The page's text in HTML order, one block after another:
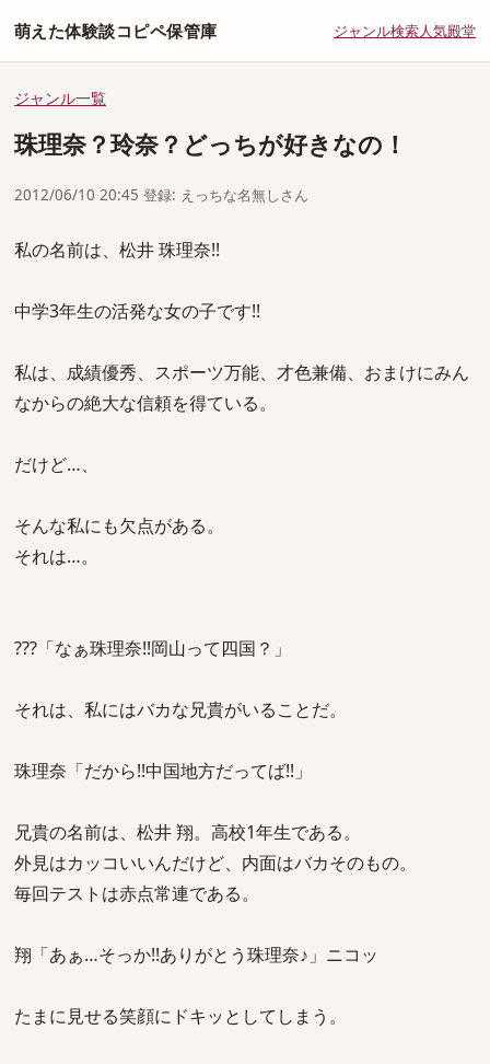
萌えた体験談コピペ保管庫 ジャンル検索人気殿堂
ジャンル一覧
珠理奈？玲奈？どっちが好きなの！
2012/06/10 20:45 登録: えっちな名無しさん
私の名前は、松井 珠理奈!!
中学3年生の活発な女の子です!!
私は、成績優秀、スポーツ万能、才色兼備、おまけにみん
なからの絶大な信頼を得ている。
だけど…、
そんな私にも欠点がある。
それは…。
???「なぁ珠理奈!!岡山って四国？」
それは、私にはバカな兄貴がいることだ。
珠理奈「だから!!中国地方だってば!!」
兄貴の名前は、松井 翔。高校1年生である。
外見はカッコいいんだけど、内面はバカそのもの。
毎回テストは赤点常連である。
翔「あぁ…そっか!!ありがとう珠理奈♪」ニコッ
たまに見せる笑顔にドキッとしてしまう。